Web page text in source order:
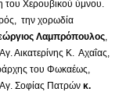
του Χερουβικού ύμνου.
την χορωδία
Λαμπρόπουλος
Αικατερίνης Κ. Αχαΐας,
του Φωκαέως,
Σοφίας Πατρών κ.